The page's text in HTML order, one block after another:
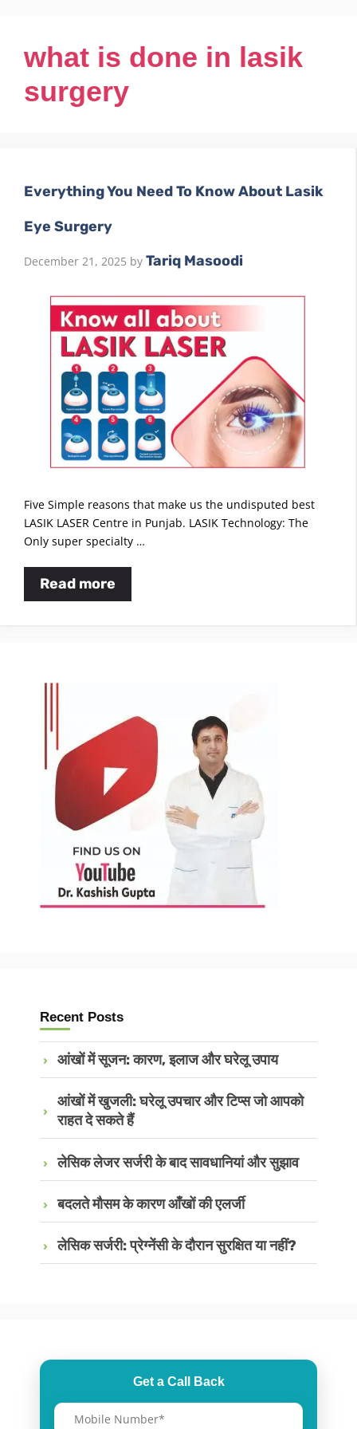
what is done in lasik
surgery
Everything You Need To Know About Lasik
Eye Surgery
December 21, 2025 by Tariq Masoodi
Five Simple reasons that make us the undisputed best
LASIK LASER Centre in Punjab. LASIK Technology: The
Only super specialty …
Read more
Recent Posts
आंखों में सूजन: कारण, इलाज और घरेलू उपाय
आंखों में खुजली: घरेलू उपचार और टिप्स जो आपको
राहत दे सकते हैं
लेसिक लेजर सर्जरी के बाद सावधानियां और सुझाव
बदलते मौसम के कारण आँखों की एलर्जी
लेसिक सर्जरी: प्रेग्नेंसी के दौरान सुरक्षित या नहीं?
Get a Call Back